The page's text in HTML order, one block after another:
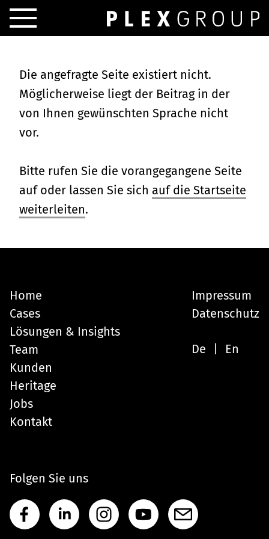
Die angefragte Seite existiert nicht.
Möglicherweise liegt der Beitrag in der
von Ihnen gewünschten Sprache nicht
vor.
Bitte rufen Sie die vorangegangene Seite
auf oder lassen Sie sich auf die Startseite
weiterleiten.
Home
Cases
Lösungen & Insights
Team
Kunden
Heritage
Jobs
Kontakt
Impressum
Datenschutz
De En
Folgen Sie uns